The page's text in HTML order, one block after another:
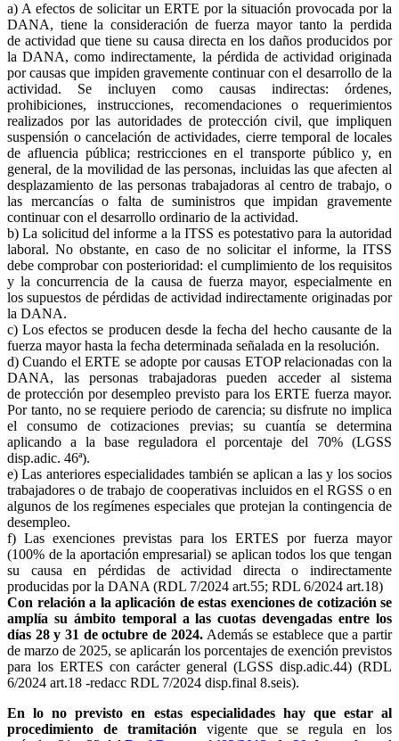
a) A efectos de solicitar un ERTE por la situación provocada por la
DANA, tiene la consideración de fuerza mayor tanto la perdida
de actividad que tiene su causa directa en los daños producidos por
la DANA, como indirectamente, la pérdida de actividad originada
por causas que impiden gravemente continuar con el desarrollo de la
actividad. Se incluyen como causas indirectas: órdenes,
prohibiciones, instrucciones, recomendaciones o requerimientos
realizados por las autoridades de protección civil, que impliquen
suspensión o cancelación de actividades, cierre temporal de locales
de afluencia pública; restricciones en el transporte público y, en
general, de la movilidad de las personas, incluidas las que afecten al
desplazamiento de las personas trabajadoras al centro de trabajo, o
las mercancías o falta de suministros que impidan gravemente
continuar con el desarrollo ordinario de la actividad.
b) La solicitud del informe a la ITSS es potestativo para la autoridad
laboral. No obstante, en caso de no solicitar el informe, la ITSS
debe comprobar con posterioridad: el cumplimiento de los requisitos
y la concurrencia de la causa de fuerza mayor, especialmente en
los supuestos de pérdidas de actividad indirectamente originadas por
la DANA.
c) Los efectos se producen desde la fecha del hecho causante de la
fuerza mayor hasta la fecha determinada señalada en la resolución.
d) Cuando el ERTE se adopte por causas ETOP relacionadas con la
DANA, las personas trabajadoras pueden acceder al sistema
de protección por desempleo previsto para los ERTE fuerza mayor.
Por tanto, no se requiere periodo de carencia; su disfrute no implica
el consumo de cotizaciones previas; su cuantía se determina
aplicando a la base reguladora el porcentaje del 70% (LGSS
disp.adic. 46ª).
e) Las anteriores especialidades también se aplican a las y los socios
trabajadores o de trabajo de cooperativas incluidos en el RGSS o en
algunos de los regímenes especiales que protejan la contingencia de
desempleo.
f) Las exenciones previstas para los ERTES por fuerza mayor
(100% de la aportación empresarial) se aplican todos los que tengan
su causa en pérdidas de actividad directa o indirectamente
producidas por la DANA (RDL 7/2024 art.55; RDL 6/2024 art.18)
Con relación a la aplicación de estas exenciones de cotización se
amplía su ámbito temporal a las cuotas devengadas entre los
días 28 y 31 de octubre de 2024.Además se establece que a partir
de marzo de 2025, se aplicarán los porcentajes de exención previstos
para los ERTES con carácter general (LGSS disp.adic.44) (RDL
6/2024 art.18 -redacc RDL 7/2024 disp.final 8.seis).
En lo no previsto en estas especialidades hay que estar al
procedimiento de tramitación vigente que se regula en los